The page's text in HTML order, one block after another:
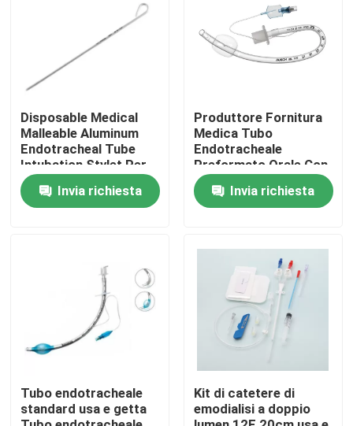
Casa.
Controllo della qualità
Disposable Medical
Malleable Aluminum
Endotracheal Tube
Intubation Stylet Per
l'intubazione dello
stilettoInvia richiesta
Produttore Fornitura
Medica Tubo
Endotracheale
Preformato Orale Con
Manicetta
Invia richiesta
Tubo endotracheale
standard usa e getta
Kit di catetere di
emodialisi a doppio